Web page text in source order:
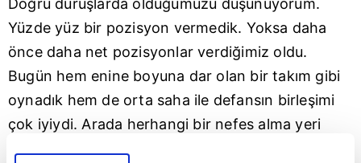
Doğru duruşlarda olduğumuzu düşünüyorum.
Yüzde yüz bir pozisyon vermedik. Yoksa daha
önce daha net pozisyonlar verdiğimiz oldu.
Bugün hem enine boyuna dar olan bir takım gibi
oynadık hem de orta saha ile defansın birleşimi
çok iyiydi. Arada herhangi bir nefes alma yeri